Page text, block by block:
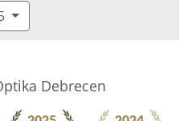
Debrecen